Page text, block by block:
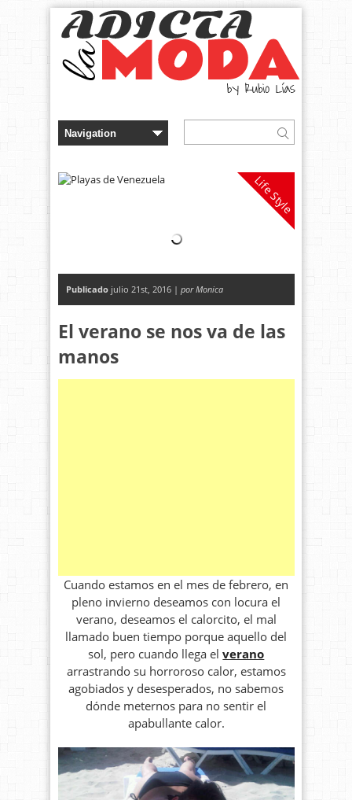
Life Style
Publicado julio 21st, 2016 | por Monica
El verano se nos va de las
manos
Cuando estamos en el mes de febrero, en
pleno invierno deseamos con locura el
verano, deseamos el calorcito, el mal
llamado buen tiempo porque aquello del
sol, pero cuando llega elverano
arrastrando su horroroso calor, estamos
agobiados y desesperados, no sabemos
dónde meternos para no sentir el
apabullante calor.